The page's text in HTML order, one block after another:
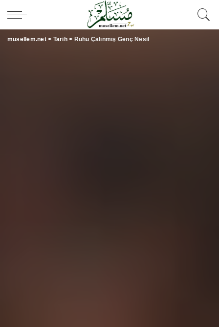
musellem.net> Tarih> Ruhu Çalınmış Genç Nesil